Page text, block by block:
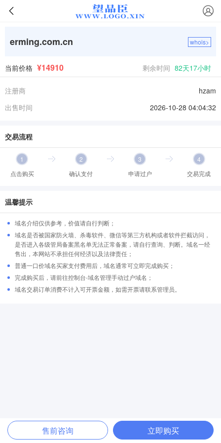
erming.com.cn whois>
当前价格 ¥14910 剩余时间 82天17小时
注册商
hzam
出售时间
2026-10-28 04:04:32
交易流程
1
点击购买
2
确认支付
3
申请过户
4
交易完成
温馨提示
域名介绍仅供参考，价值请自行判断；
域名是否被国家防火墙、杀毒软件、微信等第三方机构或者软件拦截访问，
是否进入各级管局备案黑名单无法正常备案，请自行查询、判断。域名一经
售出，本网站不承担任何经济以及法律责任；
普通一口价域名买家支付费用后，域名通常可立即完成购买；
完成购买后，请前往控制台-域名管理手动过户域名；
域名交易订单消费不计入可开票金额，如需开票请联系管理员。
售前咨询 立即购买